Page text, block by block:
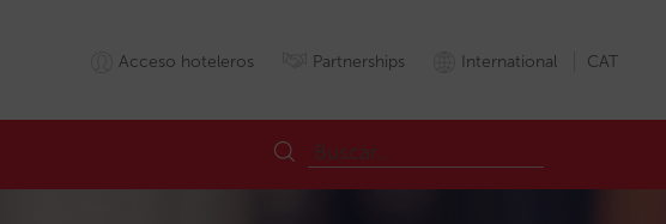
Acceso hoteleros Partnerships International CAT